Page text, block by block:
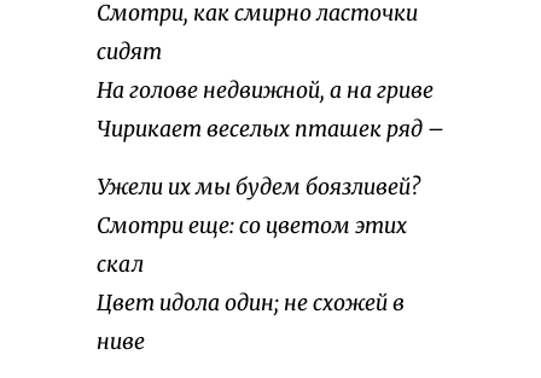
Смотри, как смирно ласточки
сидят
На голове недвижной, а на гриве
Чирикает веселых пташек ряд –
Ужели их мы будем боязливей?
Смотри еще: со цветом этих
скал
Цвет идола один; не схожей в
ниве